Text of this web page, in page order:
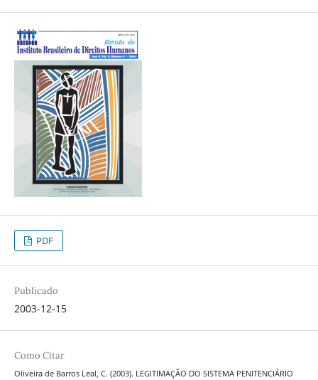
PDF
Publicado
2003-12-15
Como Citar
Oliveira de Barros Leal, C. (2003). LEGITIMAÇÃO DO SISTEMA PENITENCIÁRIO